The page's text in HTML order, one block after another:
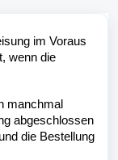
im Voraus
wenn die
manchmal
abgeschlossen
die Bestellung